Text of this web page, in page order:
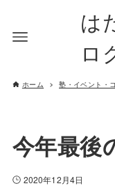
は
ロ
ホーム 塾・イベント・
今年最後
2020年12月4日